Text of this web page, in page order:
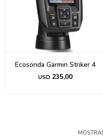
Ecosonda Garmin Striker 4
USD 235,00